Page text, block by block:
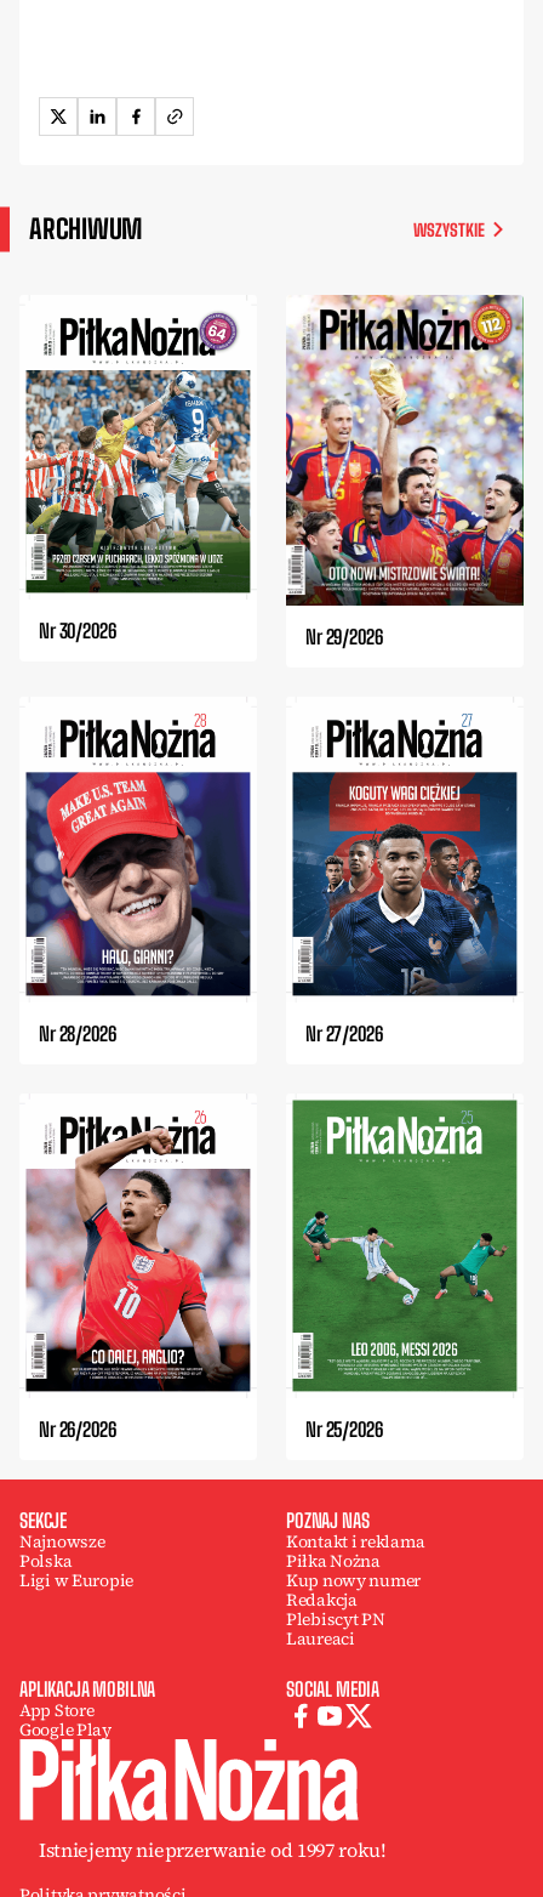
ARCHIWUM WSZYSTKIE
Nr 30/2026 Nr 29/2026
Nr 28/2026 Nr 27/2026
Nr 26/2026 Nr 25/2026
SEKCJE
Najnowsze
Polska
Ligi w Europie
POZNAJ NAS
Kontakt i reklama
Piłka Nożna
Kup nowy numer
Redakcja
Plebiscyt PN
Laureaci
APLIKACJA MOBILNA
App Store
Google Play
SOCIAL MEDIA
Istniejemy nieprzerwanie od 1997 roku!